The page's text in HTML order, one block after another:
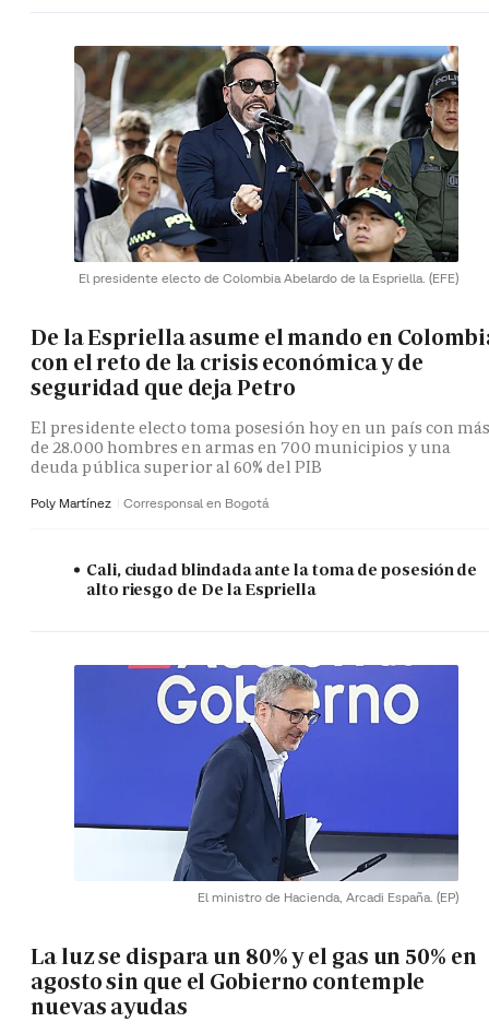
El presidente electo de Colombia Abelardo de la Espriella. (EFE)
De la Espriella asume el mando en
con el reto de la crisis económica y de
seguridad que deja Petro
El presidente electo toma posesión hoy en un país con
de 28.000 hombres en armas en 700 municipios y una
deuda pública superior al 60% del PIB
Poly Martínez Corresponsal en Bogotá
Cali, ciudad blindada ante la toma de posesión de
alto riesgo de De la Espriella
El ministro de Hacienda, Arcadi España. (EP)
La luz se dispara un 80% y el gas un 50% en
agosto sin que el Gobierno contemple
nuevas ayudas